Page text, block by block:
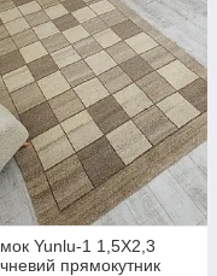
Yunlu-1 1,5Х2,3
прямокутник